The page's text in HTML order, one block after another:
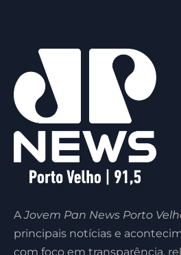
AJovem Pan News Porto
principais notícias e
com foco em transparência,